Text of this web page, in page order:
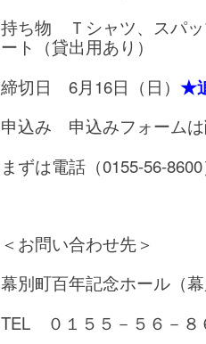
持ち物 Ｔシャツ、スパッ
ート（貸出用あり）
締切日 6月16日（日） ★
申込み 申込みフォームは
まずは電話（0155-56-
＜お問い合わせ先＞
幕別町百年記念ホール（幕
TEL ０１５５－５６－８